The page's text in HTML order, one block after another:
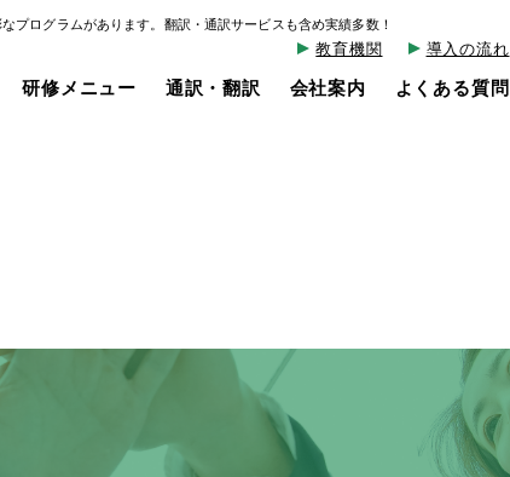
プログラムがあります。翻訳・通訳サービスも含め実績多数！
研修メニュー 通訳・翻訳 会社案内 よくある質問
教育機関 導入の流れ